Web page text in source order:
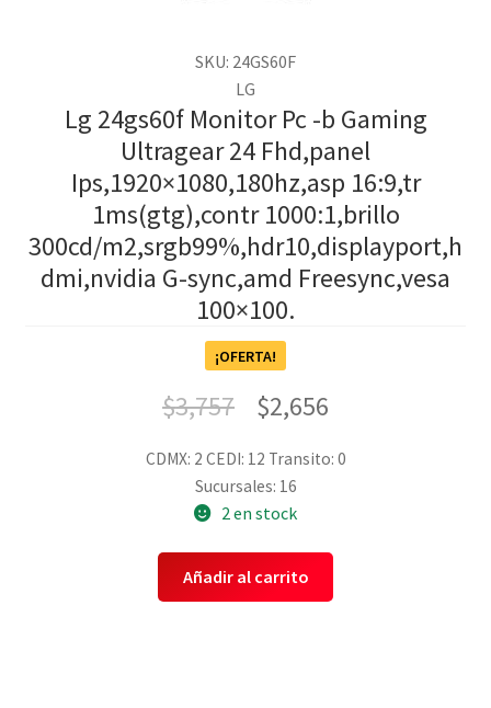
SKU: 24GS60F
LG
Lg 24gs60f Monitor Pc -b Gaming
Ultragear 24 Fhd,panel
Ips,1920×1080,180hz,asp 16:9,tr
1ms(gtg),contr 1000:1,brillo
300cd/m2,srgb99%,hdr10,displayport,h
dmi,nvidia G-sync,amd Freesync,vesa
100×100.
¡OFERTA!
$3,757 $2,656
CDMX: 2 CEDI: 12 Transito: 0
Sucursales: 16
2 en stock
Añadir al carrito